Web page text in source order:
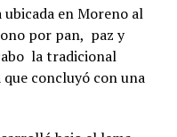
en Moreno al
por pan, paz y
la tradicional
concluyó con una